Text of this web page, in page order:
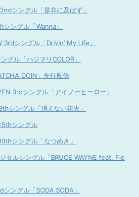
シングル「是非に及ばず」
シングル「Wanna」
3rdシングル「Drivin’ My Life」
グル「ハジマリCOLOR」
DOIN」先行配信
3rdシングル「アイノーヒーロー」
シングル「消えない花火」
5thシングル
シングル「なつめき」
タルシングル「BRUCE WAYNE feat. Flo
ングル「SODA SODA」